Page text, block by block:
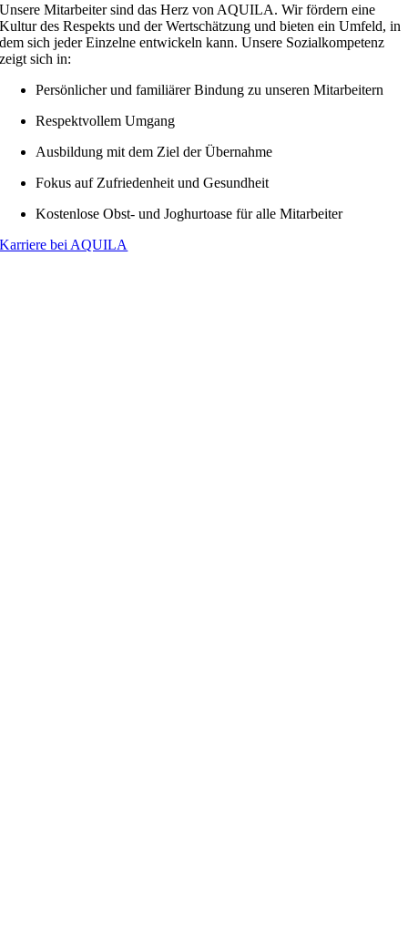
Unsere Mitarbeiter sind das Herz von AQUILA. Wir fördern eine
Kultur des Respekts und der Wertschätzung und bieten ein Umfeld, in
dem sich jeder Einzelne entwickeln kann. Unsere Sozialkompetenz
zeigt sich in:
Persönlicher und familiärer Bindung zu unseren Mitarbeitern
Respektvollem Umgang
Ausbildung mit dem Ziel der Übernahme
Fokus auf Zufriedenheit und Gesundheit
Kostenlose Obst- und Joghurtoase für alle Mitarbeiter
Karriere bei AQUILA